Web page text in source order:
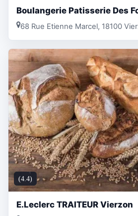
Boulangerie Patisserie Des
68 Rue Etienne Marcel, 18100
(4.4)
E.Leclerc TRAITEUR Vierzon